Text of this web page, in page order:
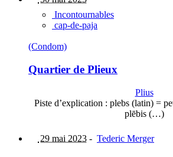
Incontournables
cap-de-paja
(Condom)
Quartier de Plieux
Plius
Piste d’explication : plebs (latin) =
plēbis (…)
29 mai 2023 - Tederic Merger